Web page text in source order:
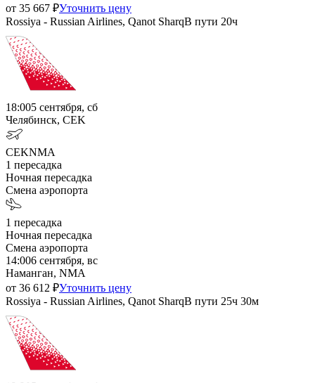
от 35 667 ₽Уточнить цену
Rossiya - Russian Airlines, Qanot SharqВ пути 20ч
18:005 сентября, сб
Челябинск, CEK
CEKNMA
1 пересадка
Ночная пересадка
Смена аэропорта
1 пересадка
Ночная пересадка
Смена аэропорта
14:006 сентября, вс
Наманган, NMA
от 36 612 ₽Уточнить цену
Rossiya - Russian Airlines, Qanot SharqВ пути 25ч 30м